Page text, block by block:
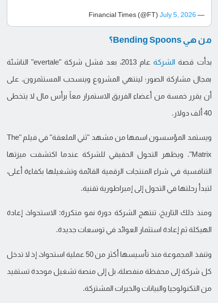
— Financial Times (@FT)
July 5, 2026
من هي Bending Spoons؟
بدأت قصة الشركة عام 2013، بعد فشل شركة "evertale" الناشئة
بمجال مشاركة الصور؛ لينتهي المشروع وينسحب المستثمرون. على
أن يقرر خمسة من أعضاء الفريق الاستمرار معاً برأس مال لا يتخطى
40 ألف دولار.
ويستمد المؤسسون اسمها من مشهد "ثني الملعقة" في فيلم "The
Matrix". ويظهر التحول الحقيقي للشركة عندما اكتشفت ميزتها
التنافسية في شراء المنتجات الرقمية القائمة وتشغيلها بكفاءة أعلى،
لتبدأ رحلتها في التحول إلى إمبراطورية تقنية.
ومنذ ذلك التاريخ، تنتهج الشركة دورة نمو متكررة: الاستحواذ، إعادة
الهيكلة ثم إعادة استثمار العوائد في توسعات جديدة.
وتنفذ المجموعة منذ تأسيسها أكثر من 50 عملية استحواذ، إذ لا تدخل
كل شركة إلى محفظة منفصلة، بل إلى منصة تشغيل موحدة تستفيد
من التكنولوجيا والبيانات والخبرات المشتركة.